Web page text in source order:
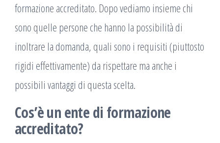
formazione accreditato. Dopo vediamo insieme chi
sono quelle persone che hanno la possibilità di
inoltrare la domanda, quali sono i requisiti (piuttosto
rigidi effettivamente) da rispettare ma anche i
possibili vantaggi di questa scelta.
Cos’è un ente di formazione
accreditato?